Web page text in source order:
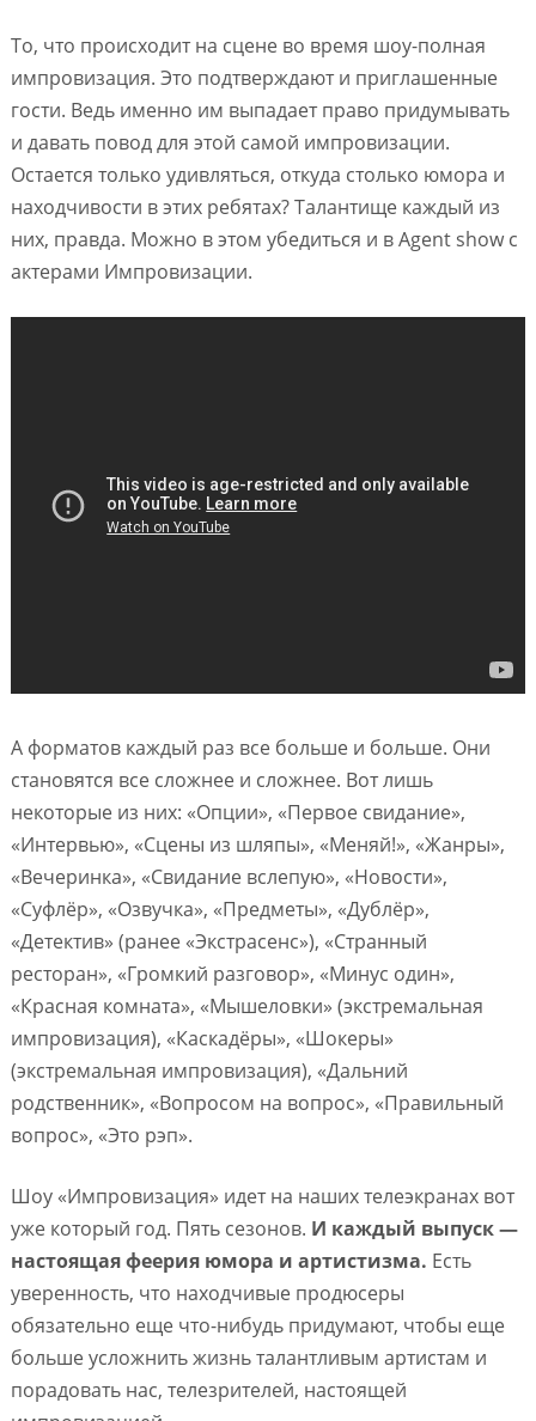
То, что происходит на сцене во время шоу-полная
импровизация. Это подтверждают и приглашенные
гости. Ведь именно им выпадает право придумывать
и давать повод для этой самой импровизации.
Остается только удивляться, откуда столько юмора и
находчивости в этих ребятах? Талантище каждый из
них, правда. Можно в этом убедиться и в Agent show с
актерами Импровизации.
А форматов каждый раз все больше и больше. Они
становятся все сложнее и сложнее. Вот лишь
некоторые из них: «Опции», «Первое свидание»,
«Интервью», «Сцены из шляпы», «Меняй!», «Жанры»,
«Вечеринка», «Свидание вслепую», «Новости»,
«Суфлёр», «Озвучка», «Предметы», «Дублёр»,
«Детектив» (ранее «Экстрасенс»), «Странный
ресторан», «Громкий разговор», «Минус один»,
«Красная комната», «Мышеловки» (экстремальная
импровизация), «Каскадёры», «Шокеры»
(экстремальная импровизация), «Дальний
родственник», «Вопросом на вопрос», «Правильный
вопрос», «Это рэп».
Шоу «Импровизация» идет на наших телеэкранах вот
уже который год. Пять сезонов. И каждый выпуск —
настоящая феерия юмора и артистизма. Есть
уверенность, что находчивые продюсеры
обязательно еще что-нибудь придумают, чтобы еще
больше усложнить жизнь талантливым артистам и
порадовать нас, телезрителей, настоящей